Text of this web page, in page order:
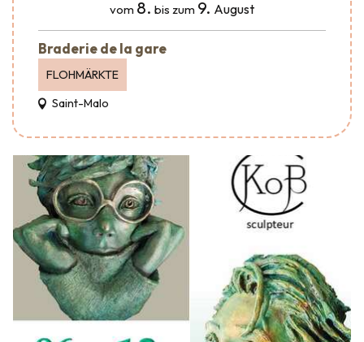
vom 8. bis zum 9. August
Braderie de la gare
FLOHMÄRKTE
Saint-Malo